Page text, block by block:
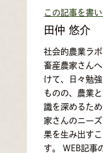
田仲 悠介
この記事を書い
社会的農業ラ
畜産農家さん
けて、日々勉
ものの、農業
識を深めるた
家さんのニー
果を生み出す
す。 WEB記事